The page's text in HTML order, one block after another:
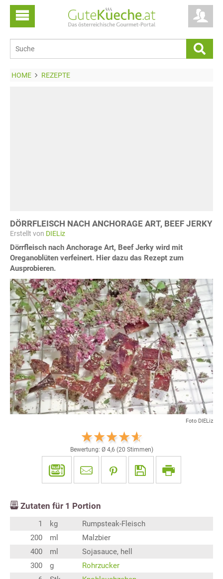
HOME REZEPTE
DÖRRFLEISCH NACH ANCHORAGE ART, BEEF JERKY
Erstellt von DIELiz
Dörrfleisch nach Anchorage Art, Beef Jerky wird mit
Oreganoblüten verfeinert. Hier dazu das Rezept zum
Ausprobieren.
Foto DIELiz
Bewertung: Ø 4,6 (20 Stimmen)
Zutaten für 1 Portion
1 kg
Rumpsteak-Fleisch
200
ml
Malzbier
400
ml
Sojasauce, hell
300
g
Rohrzucker